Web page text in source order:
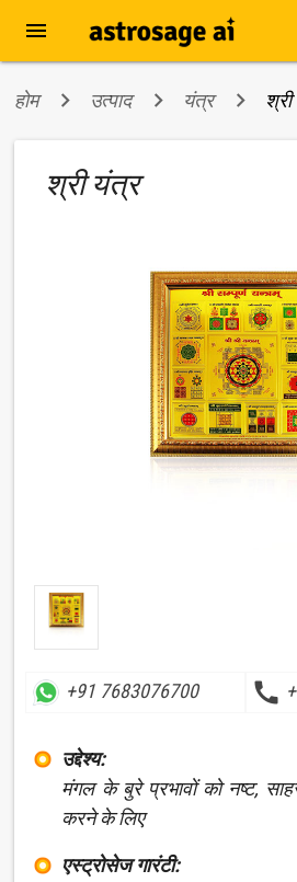
menu
होम उत्पाद यंत्र
श्री यंत्र
+91 7683076700 call
उद्देश्य:
मंगल के बुरे प्रभावों को नष्ट,
करने के लिए
एस्ट्रोसेज गारंटी: